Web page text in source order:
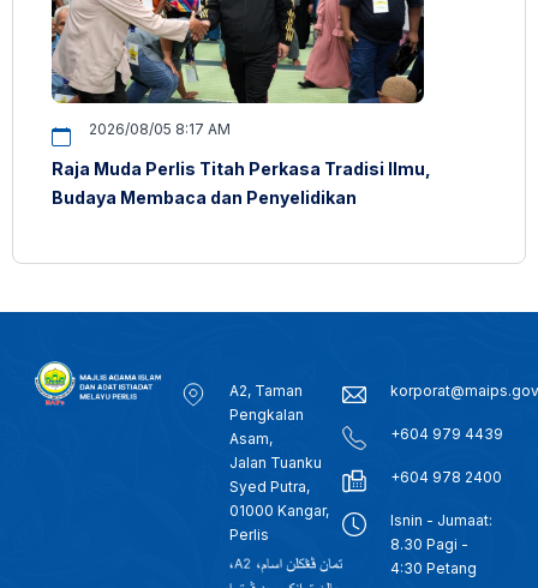
2026/08/05 8:17 AM
Raja Muda Perlis Titah Perkasa Tradisi Ilmu,
Budaya Membaca dan Penyelidikan
A2, Taman
Pengkalan
Asam,
Jalan Tuanku
Syed Putra,
01000 Kangar,
Perlis
+604 979 4439
+604 978 2400
Isnin - Jumaat:
8.30 Pagi -
4:30 Petang